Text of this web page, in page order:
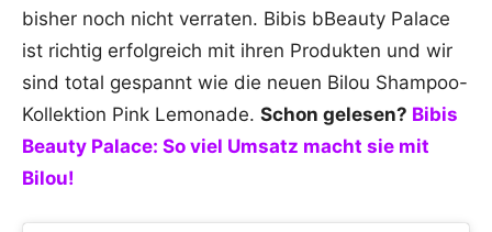
bisher noch nicht verraten. Bibis bBeauty Palace
ist richtig erfolgreich mit ihren Produkten und wir
sind total gespannt wie die neuen Bilou Shampoo-
Kollektion Pink Lemonade. Schon gelesen? Bibis
Beauty Palace: So viel Umsatz macht sie mit
Bilou!